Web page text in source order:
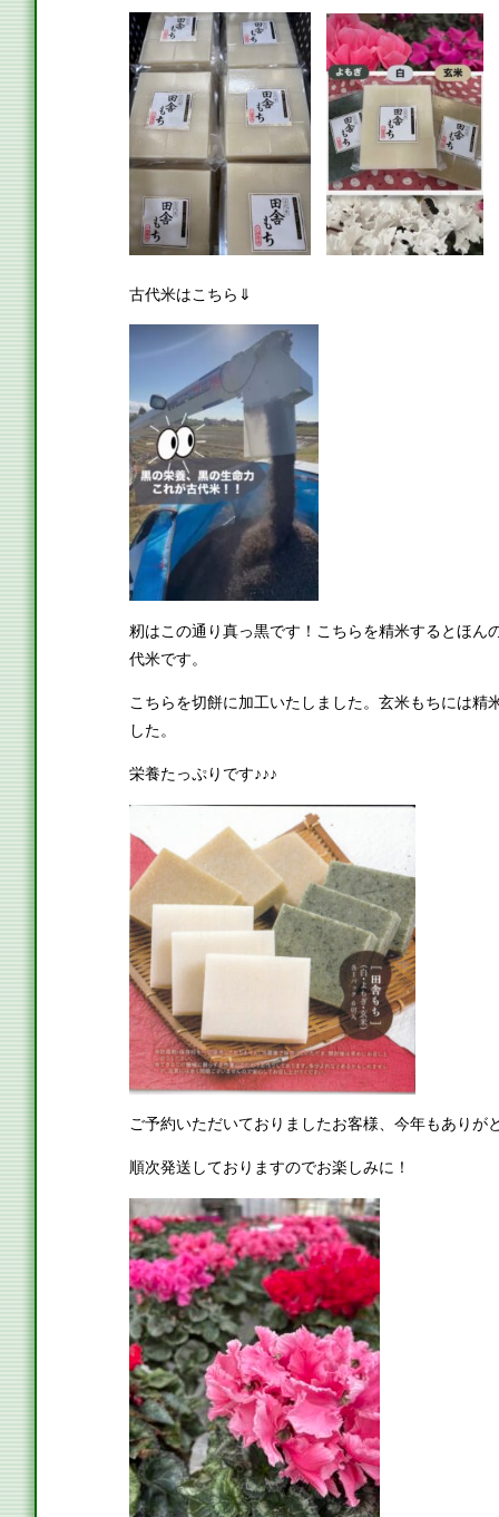
古代米はこちら⇓
籾はこの通り真っ黒です！こちらを精米するとほん
代米です。
こちらを切餅に加工いたしました。玄米もちには精
した。
栄養たっぷりです♪♪♪
ご予約いただいておりましたお客様、今年もありが
順次発送しておりますのでお楽しみに！